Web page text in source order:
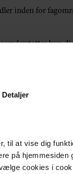
Detaljer
til at vise dig
på
cookies i
inden for
understøtter hun
med til at sikre
hos
Få
jura inden